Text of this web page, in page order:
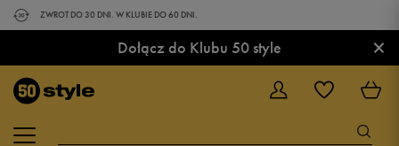
ZWROT DO 30 DNI. W KLUBIE DO 60 DNI.
Dołącz do Klubu 50 style ×